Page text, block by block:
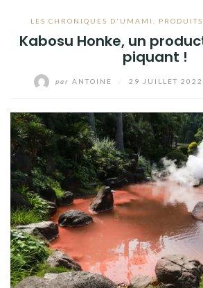
LES CHRONIQUES D'UMAMI
Kabosu Honke, un
piquant !
par ANTOINE 29 JUILLET 2022